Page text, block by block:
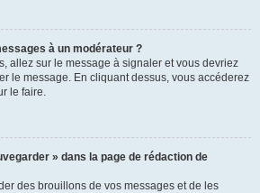
à un modérateur ?
allez sur le message à signaler et vous devriez
le message. En cliquant dessus, vous accéderez
le faire.
» dans la page de rédaction de
des brouillons de vos messages et de les